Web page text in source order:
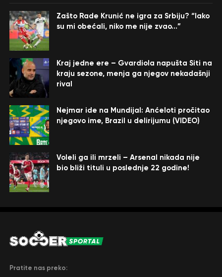
Zašto Rade Krunić ne igra za Srbiju? “Iako
su mi obećali, niko me nije zvao…”
Kraj jedne ere – Gvardiola napušta Siti na
kraju sezone, menja ga njegov nekadašnji
rival
Nejmar ide na Mundijal: Anćeloti pročitao
njegovo ime, Brazil u delirijumu (VIDEO)
Voleli ga ili mrzeli – Arsenal nikada nije
bio bliži tituli u poslednje 22 godine!
Pratite nas preko: